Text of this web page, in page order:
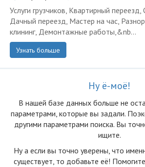
Услуги грузчиков, Квартирный
Дачный переезд, Мастер на час,
клининг, Демонтажные работы,&nb...
Узнать больше
Ну ё-моё!
В нашей базе данных больше не
параметрами, которые вы задали.
другими параметрами поиска. Вы
ищите.
Ну а если вы точно уверены, что
существует, то добавьте её!